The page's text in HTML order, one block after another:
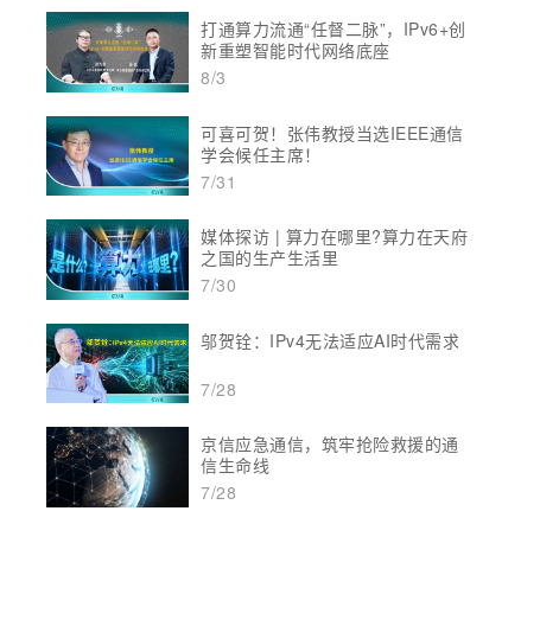
打通算力流通“任督二脉”，IPv6+创
新重塑智能时代网络底座
8/3
可喜可贺！张伟教授当选IEEE通信
学会候任主席！
7/31
媒体探访 | 算力在哪里?算力在天府
之国的生产生活里
7/30
邬贺铨：IPv4无法适应AI时代需求
7/28
京信应急通信，筑牢抢险救援的通
信生命线
7/28